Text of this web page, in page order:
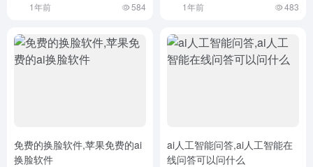
1年前 584 1年前 483
免费的换脸软件,苹果免费的ai
换脸软件
ai人工智能问答,ai人工智能在
线问答可以问什么